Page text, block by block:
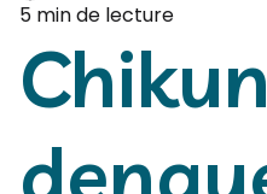
5 min de lecture